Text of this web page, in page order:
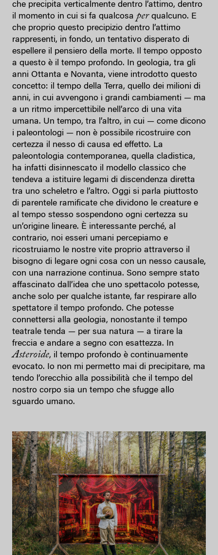
che precipita verticalmente dentro l’attimo, dentro
il momento in cui si fa qualcosa perqualcuno. E
che proprio questo precipizio dentro l’attimo
rappresenti, in fondo, un tentativo disperato di
espellere il pensiero della morte. Il tempo opposto
a questo è il tempo profondo. In geologia, tra gli
anni Ottanta e Novanta, viene introdotto questo
concetto: il tempo della Terra, quello dei milioni di
anni, in cui avvengono i grandi cambiamenti — ma
a un ritmo impercettibile nell’arco di una vita
umana. Un tempo, tra l’altro, in cui — come dicono
i paleontologi — non è possibile ricostruire con
certezza il nesso di causa ed effetto. La
paleontologia contemporanea, quella cladistica,
ha infatti disinnescato il modello classico che
tendeva a istituire legami di discendenza diretta
tra uno scheletro e l’altro. Oggi si parla piuttosto
di parentele ramificate che dividono le creature e
al tempo stesso sospendono ogni certezza su
un’origine lineare. È interessante perché, al
contrario, noi esseri umani percepiamo e
ricostruiamo le nostre vite proprio attraverso il
bisogno di legare ogni cosa con un nesso causale,
con una narrazione continua. Sono sempre stato
affascinato dall’idea che uno spettacolo potesse,
anche solo per qualche istante, far respirare allo
spettatore il tempo profondo. Che potesse
connettersi alla geologia, nonostante il tempo
teatrale tenda — per sua natura — a tirare la
freccia e andare a segno con esattezza. In
Asteroide, il tempo profondo è continuamente
evocato. Io non mi permetto mai di precipitare, ma
tendo l’orecchio alla possibilità che il tempo del
nostro corpo sia un tempo che sfugge allo
sguardo umano.